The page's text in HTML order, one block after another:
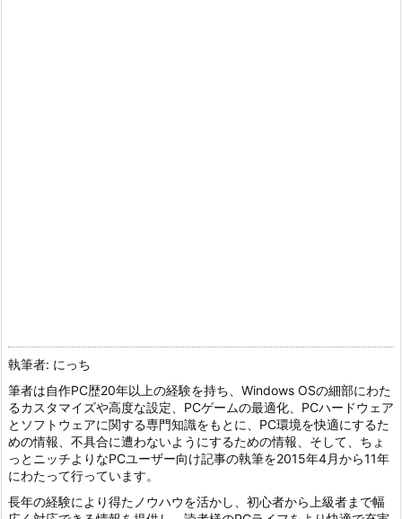
執筆者: にっち
筆者は自作PC歴20年以上の経験を持ち、Windows OSの細部にわた
るカスタマイズや高度な設定、PCゲームの最適化、PCハードウェア
とソフトウェアに関する専門知識をもとに、PC環境を快適にするた
めの情報、不具合に遭わないようにするための情報、そして、ちょ
っとニッチよりなPCユーザー向け記事の執筆を2015年4月から11年
にわたって行っています。
長年の経験により得たノウハウを活かし、初心者から上級者まで幅